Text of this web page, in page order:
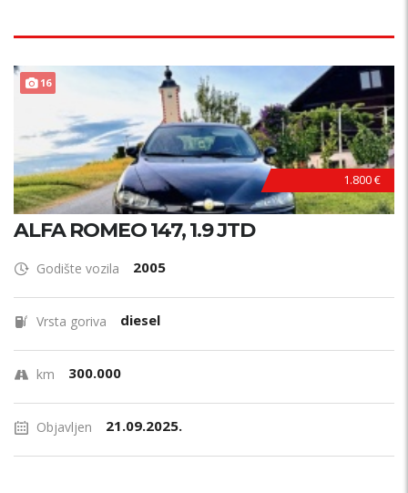
16
1.800 €
ALFA ROMEO 147, 1.9 JTD
Godište vozila 2005
Vrsta goriva diesel
km 300.000
Objavljen 21.09.2025.